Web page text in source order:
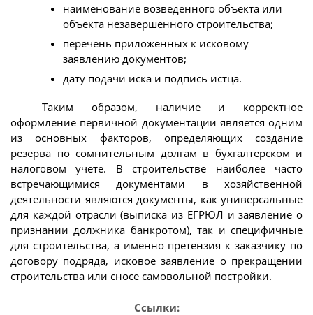
наименование возведенного объекта или
объекта незавершенного строительства;
перечень приложенных к исковому
заявлению документов;
дату подачи иска и подпись истца.
Таким образом, наличие и корректное
оформление первичной документации является одним
из основных факторов, определяющих создание
резерва по сомнительным долгам в бухгалтерском и
налоговом учете. В строительстве наиболее часто
встречающимися документами в хозяйственной
деятельности являются документы, как универсальные
для каждой отрасли (выписка из ЕГРЮЛ и заявление о
признании должника банкротом), так и специфичные
для строительства, а именно претензия к заказчику по
договору подряда, исковое заявление о прекращении
строительства или сносе самовольной постройки.
Ссылки: